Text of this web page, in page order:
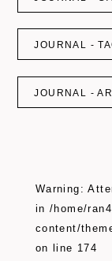
JOURNAL -
JOURNAL -
Warning :
in /home/
content/
on line 174